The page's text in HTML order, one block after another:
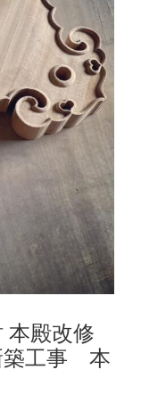
殿改修
築工事 本